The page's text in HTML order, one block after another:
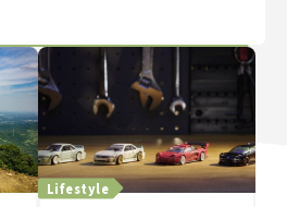
Lifestyle